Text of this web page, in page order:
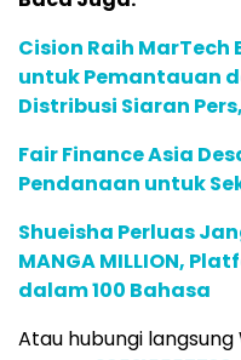
Cision Raih
untuk Pemantauan
Distribusi Siaran
Fair Finance Asia
Pendanaan untuk
Shueisha Perluas
MANGA MILLION,
dalam 100 Bahasa
Atau hubungi